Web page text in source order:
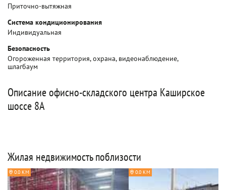
Приточно-вытяжная
Система кондиционирования
Индивидуальная
Безопасность
Огороженная территория, охрана, видеонаблюдение,
шлагбаум
Описание офисно-складского центра Каширское
шоссе 8А
Жилая недвижимость поблизости
0.0 КМ 0.0 КМ